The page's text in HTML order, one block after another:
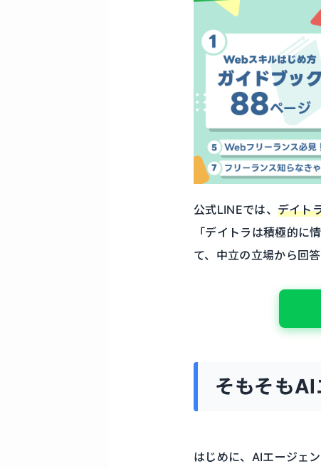
公式LINEでは、 デイト
「デイトラは積極的に
て、中立の立場から回答
そもそもAI
はじめに、AIエージェ